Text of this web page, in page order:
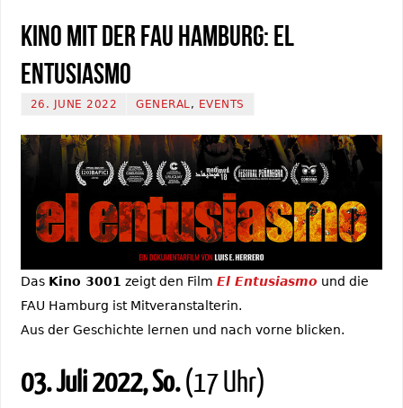
Kino mit der FAU Hamburg: El
Entusiasmo
26. JUNE 2022 GENERAL , EVENTS
Das Kino 3001 zeigt den Film El Entusiasmo und die
FAU Hamburg ist Mitveranstalterin.
Aus der Geschichte lernen und nach vorne blicken.
03. Juli 2022, So.(17 Uhr)